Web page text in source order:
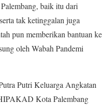
baik itu dari
tak ketinggalan juga
pun memberikan bantuan ke
oleh Wabah Pandemi
Putri Keluarga Angkatan
Kota Palembang